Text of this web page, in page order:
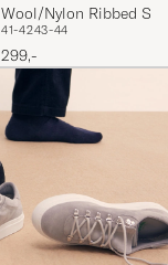
Wool/Nylon Ribbed
Navy
41-4243-44
299,-